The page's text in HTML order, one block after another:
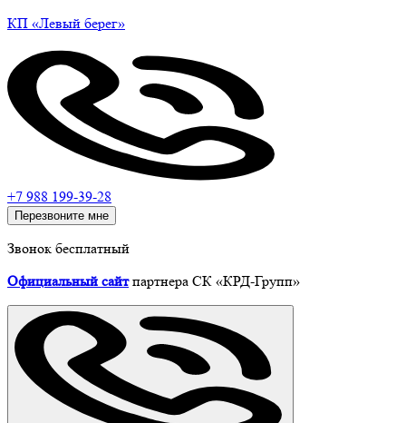
КП «Левый берег»
+7 988 199-39-28
Перезвоните мне
Звонок бесплатный
Официальный сайтпартнера СК «КРД-Групп»